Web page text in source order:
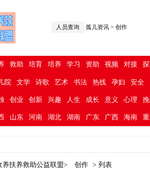
人员查询 孤儿资讯 > 创作
救助 培育 培养 学习 资助 视频 对接
院 文学 诗歌 艺术 书法 热线 孕妇 安全
创业 创新 兴趣 人生 成长 意义 心理
山东 河南 湖北 湖南 广东 广西 海南
养扶养救助公益联盟> 创作 > 列表